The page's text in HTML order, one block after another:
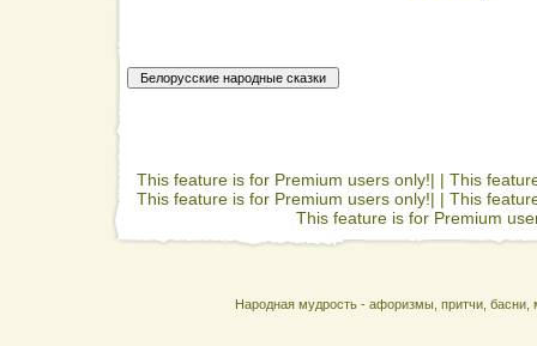
This feature is for Premium users only!| | This
This feature is for Premium users only!| | This
This feature is for Premium
Народная мудрость - афоризмы, притчи,